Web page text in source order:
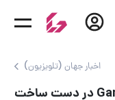
اخبار جهان (تلویزیون)
سومین پیش درآمد Game of Thrones در دست ساخت